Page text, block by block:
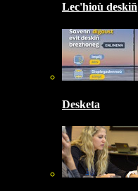
Lec'hioù deskiñ
Desketa